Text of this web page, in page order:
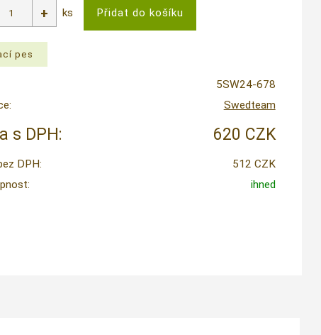
ks
5SW24-678
Swedteam
s DPH: 620 CZK
DPH:
512 CZK
ihned